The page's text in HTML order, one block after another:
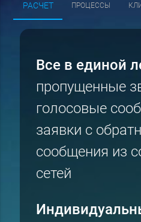
РАСЧЕТ ПРОЦЕССЫ
Все в единой
пропущенные
голосовые
заявки с
сообщения из
сетей